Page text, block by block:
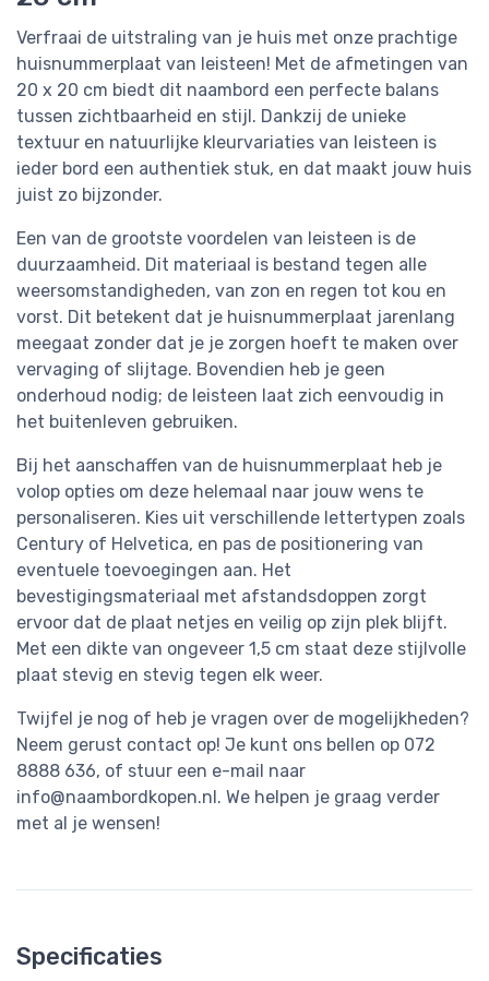
Verfraai de uitstraling van je huis met onze prachtige
huisnummerplaat van leisteen! Met de afmetingen van
20 x 20 cm biedt dit naambord een perfecte balans
tussen zichtbaarheid en stijl. Dankzij de unieke
textuur en natuurlijke kleurvariaties van leisteen is
ieder bord een authentiek stuk, en dat maakt jouw huis
juist zo bijzonder.
Een van de grootste voordelen van leisteen is de
duurzaamheid. Dit materiaal is bestand tegen alle
weersomstandigheden, van zon en regen tot kou en
vorst. Dit betekent dat je huisnummerplaat jarenlang
meegaat zonder dat je je zorgen hoeft te maken over
vervaging of slijtage. Bovendien heb je geen
onderhoud nodig; de leisteen laat zich eenvoudig in
het buitenleven gebruiken.
Bij het aanschaffen van de huisnummerplaat heb je
volop opties om deze helemaal naar jouw wens te
personaliseren. Kies uit verschillende lettertypen zoals
Century of Helvetica, en pas de positionering van
eventuele toevoegingen aan. Het
bevestigingsmateriaal met afstandsdoppen zorgt
ervoor dat de plaat netjes en veilig op zijn plek blijft.
Met een dikte van ongeveer 1,5 cm staat deze stijlvolle
plaat stevig en stevig tegen elk weer.
Twijfel je nog of heb je vragen over de mogelijkheden?
Neem gerust contact op! Je kunt ons bellen op 072
8888 636, of stuur een e-mail naar
info@naambordkopen.nl . We helpen je graag verder
met al je wensen!
Specificaties